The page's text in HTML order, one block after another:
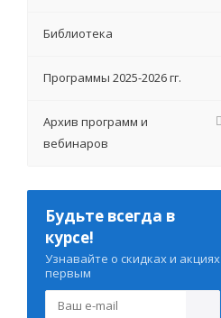
Библиотека
Программы 2025-2026 гг.
Архив программ и
вебинаров
Будьте всегда в
курсе!
Узнавайте о скидках и акциях
первым